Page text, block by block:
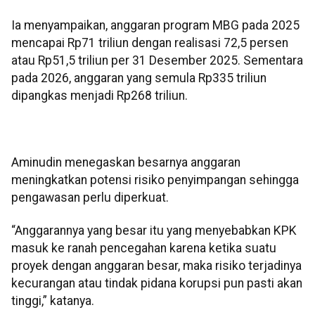
Ia menyampaikan, anggaran program MBG pada 2025
mencapai Rp71 triliun dengan realisasi 72,5 persen
atau Rp51,5 triliun per 31 Desember 2025. Sementara
pada 2026, anggaran yang semula Rp335 triliun
dipangkas menjadi Rp268 triliun.
Aminudin menegaskan besarnya anggaran
meningkatkan potensi risiko penyimpangan sehingga
pengawasan perlu diperkuat.
“Anggarannya yang besar itu yang menyebabkan KPK
masuk ke ranah pencegahan karena ketika suatu
proyek dengan anggaran besar, maka risiko terjadinya
kecurangan atau tindak pidana korupsi pun pasti akan
tinggi,” katanya.